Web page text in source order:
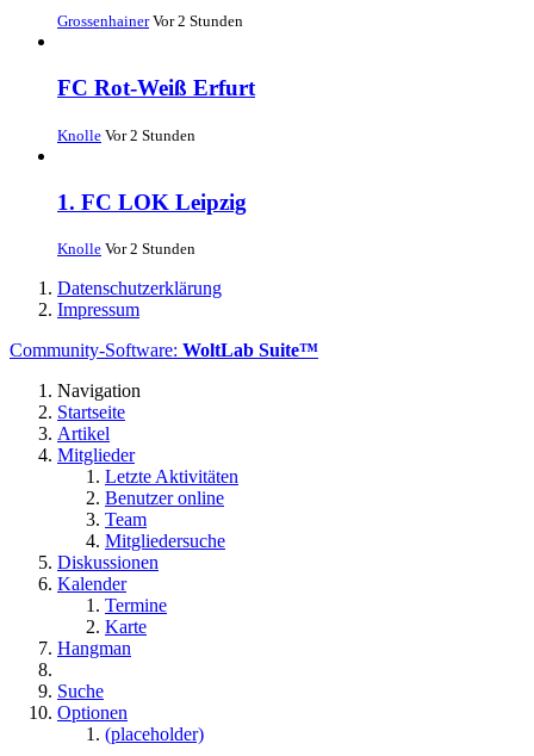
Grossenhainer Vor 2 Stunden
FC Rot-Weiß Erfurt
Knolle Vor 2 Stunden
1. FC LOK Leipzig
Knolle Vor 2 Stunden
Datenschutzerklärung
Impressum
Community-Software: WoltLab Suite™
Navigation
Startseite
Artikel
Mitglieder
Letzte Aktivitäten
Benutzer online
Team
Mitgliedersuche
Diskussionen
Kalender
Termine
Karte
Hangman
Suche
Optionen
(placeholder)